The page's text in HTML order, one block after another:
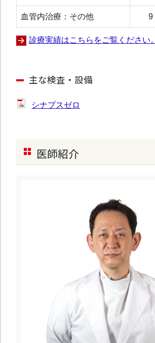
血管内治療：その他 9
診療実績はこちらをご覧ください。
主な検査・設備
シナプスゼロ
医師紹介